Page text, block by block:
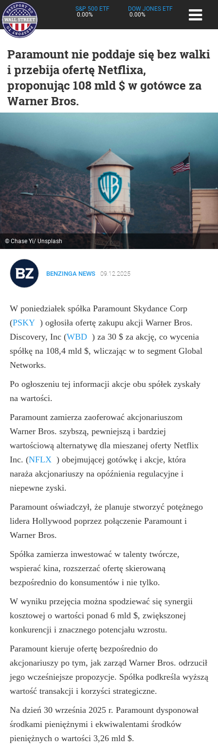
S&P 500 ETF
0.00%
DOW JONES ETF
0.00%
Paramount nie poddaje się bez walki
i przebija ofertę Netflixa,
proponując 108 mld $ w gotówce za
Warner Bros.
© Chase Yi/ Unsplash
BENZINGA NEWS 09.12.2025
W poniedziałek spółka Paramount Skydance Corp
(PSKY ) ogłosiła ofertę zakupu akcji Warner Bros.
Discovery, Inc (WBD ) za 30 $ za akcję, co wycenia
spółkę na 108,4 mld $, wliczając w to segment Global
Networks.
Po ogłoszeniu tej informacji akcje obu spółek zyskały
na wartości.
Paramount zamierza zaoferować akcjonariuszom
Warner Bros. szybszą, pewniejszą i bardziej
wartościową alternatywę dla mieszanej oferty Netflix
Inc. (NFLX ) obejmującej gotówkę i akcje, która
naraża akcjonariuszy na opóźnienia regulacyjne i
niepewne zyski.
Paramount oświadczył, że planuje stworzyć potężnego
lidera Hollywood poprzez połączenie Paramount i
Warner Bros.
Spółka zamierza inwestować w talenty twórcze,
wspierać kina, rozszerzać ofertę skierowaną
bezpośrednio do konsumentów i nie tylko.
W wyniku przejęcia można spodziewać się synergii
kosztowej o wartości ponad 6 mld $, zwiększonej
konkurencji i znacznego potencjału wzrostu.
Paramount kieruje ofertę bezpośrednio do
akcjonariuszy po tym, jak zarząd Warner Bros. odrzucił
jego wcześniejsze propozycje. Spółka podkreśla wyższą
wartość transakcji i korzyści strategiczne.
Na dzień 30 września 2025 r. Paramount dysponował
środkami pieniężnymi i ekwiwalentami środków
pieniężnych o wartości 3,26 mld $.